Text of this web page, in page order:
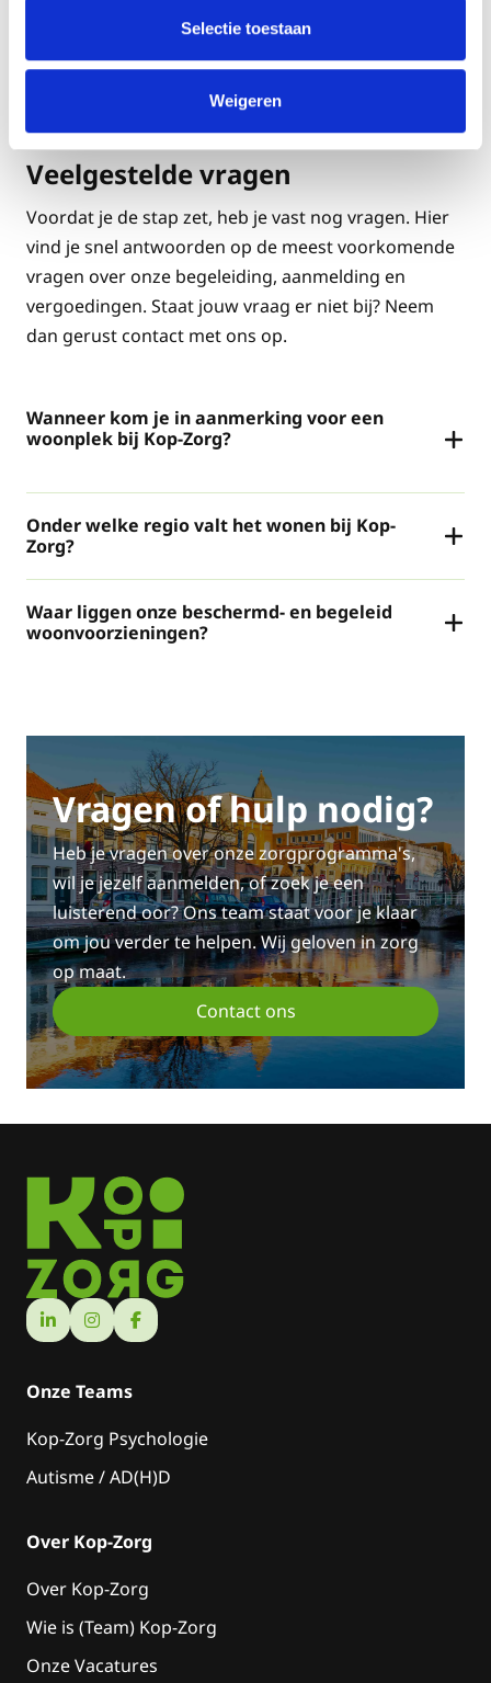
Selectie toestaan
Weigeren
Veelgestelde vragen
Voordat je de stap zet, heb je vast nog vragen. Hier
vind je snel antwoorden op de meest voorkomende
vragen over onze begeleiding, aanmelding en
vergoedingen. Staat jouw vraag er niet bij? Neem
dan gerust contact met ons op.
Wanneer kom je in aanmerking voor een
woonplek bij Kop-Zorg?
Onder welke regio valt het wonen bij Kop-
Zorg?
Waar liggen onze beschermd- en begeleid
woonvoorzieningen?
Vragen of hulp nodig?
Heb je vragen over onze zorgprogramma's,
wil je jezelf aanmelden, of zoek je een
luisterend oor? Ons team staat voor je klaar
om jou verder te helpen. Wij geloven in zorg
op maat.
Contact ons
Onze Teams
Kop-Zorg Psychologie
Autisme / AD(H)D
Over Kop-Zorg
Over Kop-Zorg
Wie is (Team) Kop-Zorg
Onze Vacatures